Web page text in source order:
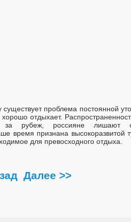
проблема постоянной
отдыхает.
рубеж, россияне лишают
время признана высокоразвитой
для превосходного отдыха.
Далее >>